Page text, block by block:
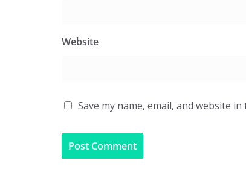
Website
Save my name, email, and website